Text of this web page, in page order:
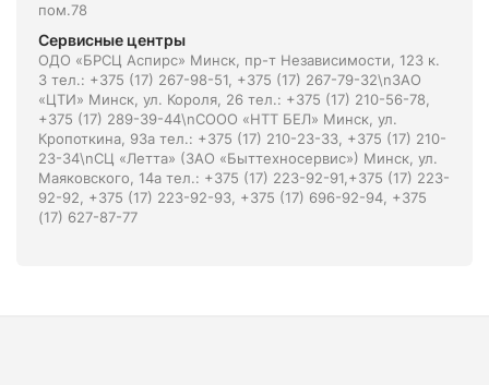
пом.78
Сервисные центры
ОДО «БРСЦ Аспирс» Минск, пр-т Независимости, 123 к.
3 тел.: +375 (17) 267-98-51, +375 (17) 267-79-32\nЗАО
«ЦТИ» Минск, ул. Короля, 26 тел.: +375 (17) 210-56-78,
+375 (17) 289-39-44\nСООО «НТТ БЕЛ» Минск, ул.
Кропоткина, 93а тел.: +375 (17) 210-23-33, +375 (17) 210-
23-34\nСЦ «Летта» (ЗАО «Быттехносервис») Минск, ул.
Маяковского, 14а тел.: +375 (17) 223-92-91,+375 (17) 223-
92-92, +375 (17) 223-92-93, +375 (17) 696-92-94, +375
(17) 627-87-77